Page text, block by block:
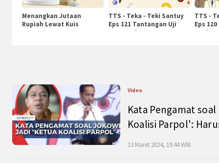
Menangkan Jutaan
Rupiah Lewat Kuis
TTS - Teka - Teki Santuy
Eps 121 Tantangan Uji
Pengetahuan
TTS -
Eps
Video
Kata Pengamat
Koalisi Parpol':
13 Maret 2024, 19:44 WIB